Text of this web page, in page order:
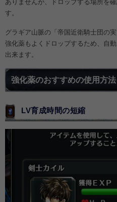
ありませんが、ドロップする場所を
す。
グラギア山脈の「帝国近衛騎士団の
強化薬もよくドロップするため、自
出来ます。
強化薬のおすすめの使用方法
LV育成時間の短縮